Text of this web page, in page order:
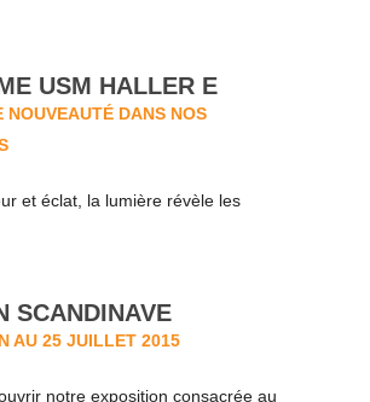
USM HALLER E
NOUVEAUTÉ DANS NOS
et éclat, la lumière révèle les
SCANDINAVE
AU 25 JUILLET 2015
notre exposition consacrée au